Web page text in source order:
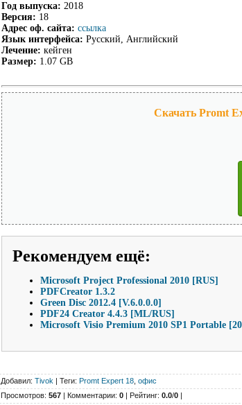
Год выпуска: 2018
Версия: 18
Адрес оф. сайта: ссылка
Язык интерфейса: Русский, Английский
Лечение: кейген
Размер: 1.07 GB
Скачать Promt
Рекомендуем ещё:
Microsoft Project Professional 2010 [RUS]
PDFCreator 1.3.2
Green Disc 2012.4 [V.6.0.0.0]
PDF24 Creator 4.4.3 [ML/RUS]
Microsoft Visio Premium 2010 SP1 Portable
Добавил: Tivok | Теги: Promt Expert 18 офис
Просмотров: 567 | Комментарии: 0 | Рейтинг: 0.0/0 |